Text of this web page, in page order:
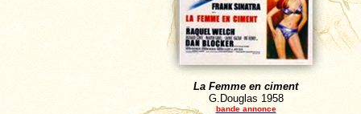
La Femme en ciment
G.Douglas 1958
bande annonce